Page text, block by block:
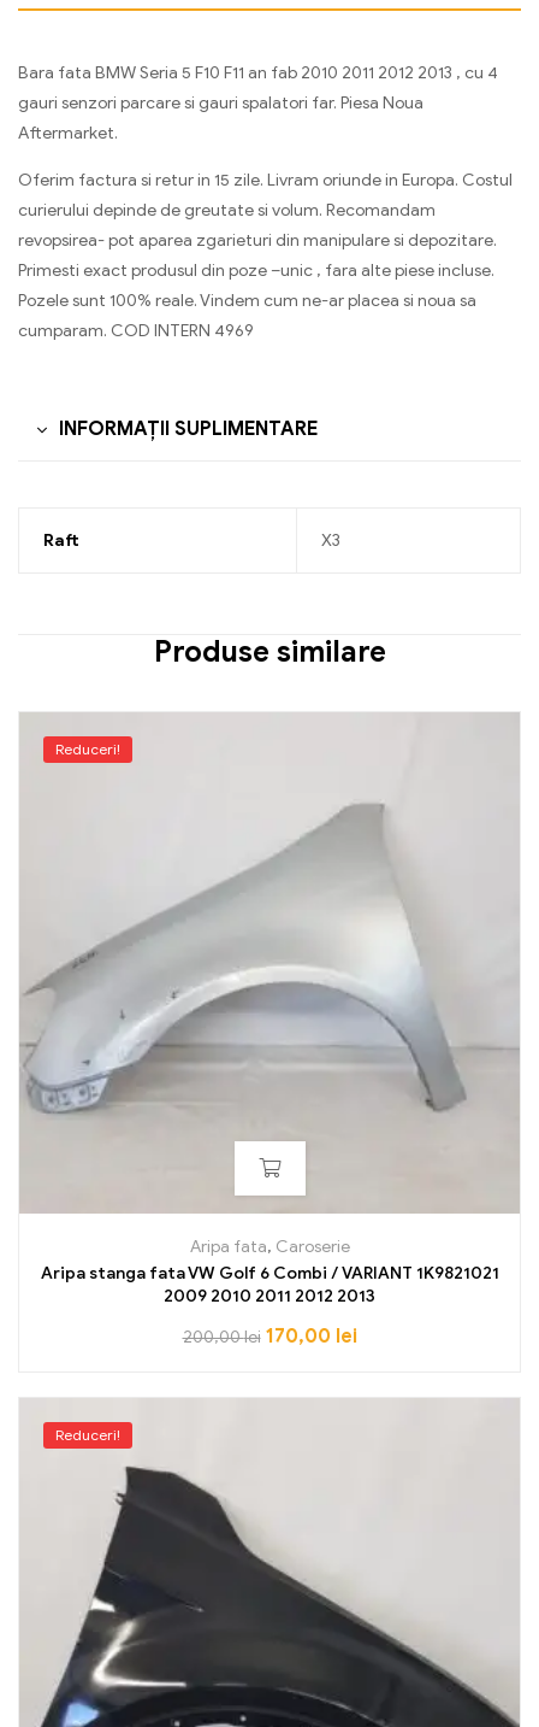
Bara fata BMW Seria 5 F10 F11 an fab 2010 2011 2012 2013 , cu 4
gauri senzori parcare si gauri spalatori far. Piesa Noua
Aftermarket.
Oferim factura si retur in 15 zile. Livram oriunde in Europa. Costul
curierului depinde de greutate si volum. Recomandam
revopsirea- pot aparea zgarieturi din manipulare si depozitare.
Primesti exact produsul din poze –unic , fara alte piese incluse.
Pozele sunt 100% reale. Vindem cum ne-ar placea si noua sa
cumparam. COD INTERN 4969
INFORMAȚII SUPLIMENTARE
Raft X3
Produse similare
Reduceri!
Aripa fata, Caroserie
Aripa stanga fata VW Golf 6 Combi / VARIANT 1K9821021
2009 2010 2011 2012 2013
200,00lei 170,00 lei
Reduceri!